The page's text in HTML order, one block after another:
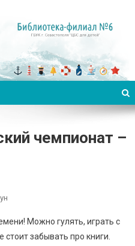
№6 для
чемпионат –
Можно гулять, играть с
стоит забывать про книги.